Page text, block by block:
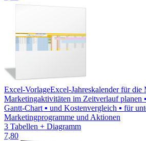
Excel-VorlageExcel-Jahreskalender für die
Marketingaktivitäten im Zeitverlauf planen
Gantt-Chart ▪ und Kostenvergleich ▪ für
Marketingprogramme und Aktionen
3 Tabellen + Diagramm
7,80